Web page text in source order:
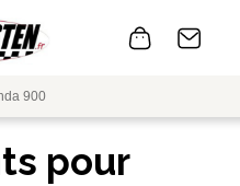
900
pour